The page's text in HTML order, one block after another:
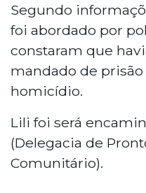
Segundo
foi abordado por
constaram que
mandado de
homicídio.
Lili foi será
(Delegacia de
Comunitário).